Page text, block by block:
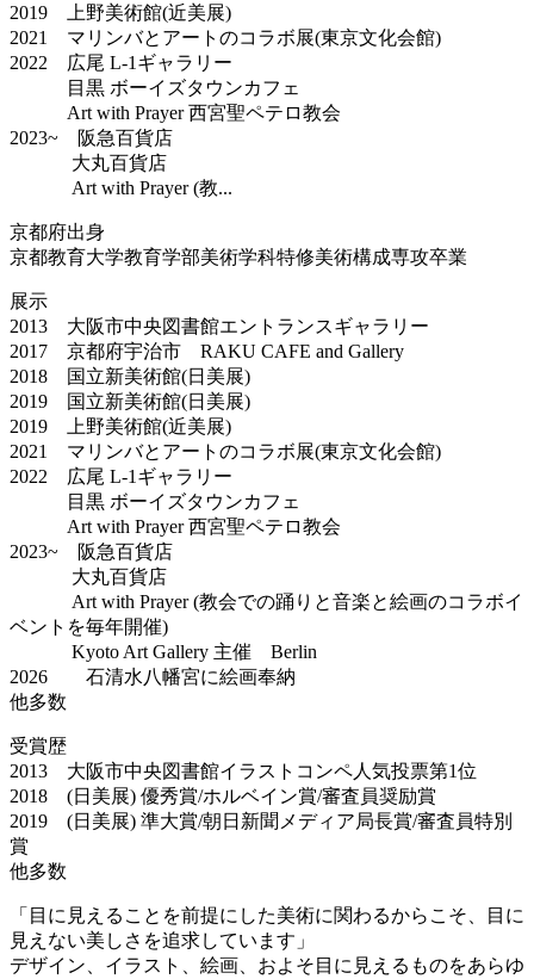
2019 上野美術館(近美展)
2021 マリンバとアートのコラボ展(東京文化会館)
2022 広尾 L-1ギャラリー
目黒 ボーイズタウンカフェ
Art with Prayer 西宮聖ペテロ教会
2023~ 阪急百貨店
大丸百貨店
Art with Prayer (教...
京都府出身
京都教育大学教育学部美術学科特修美術構成専攻卒業
展示
2013 大阪市中央図書館エントランスギャラリー
2017 京都府宇治市 RAKU CAFE and Gallery
2018 国立新美術館(日美展)
2019 国立新美術館(日美展)
2019 上野美術館(近美展)
2021 マリンバとアートのコラボ展(東京文化会館)
2022 広尾 L-1ギャラリー
目黒 ボーイズタウンカフェ
Art with Prayer 西宮聖ペテロ教会
2023~ 阪急百貨店
大丸百貨店
Art with Prayer (教会での踊りと音楽と絵画のコラボイ
ベントを毎年開催)
Kyoto Art Gallery 主催 Berlin
2026 石清水八幡宮に絵画奉納
他多数
受賞歴
2013 大阪市中央図書館イラストコンペ人気投票第1位
2018 (日美展) 優秀賞/ホルベイン賞/審査員奨励賞
2019 (日美展) 準大賞/朝日新聞メディア局長賞/審査員特別
賞
他多数
「目に見えることを前提にした美術に関わるからこそ、目に
見えない美しさを追求しています」
デザイン、イラスト、絵画、およそ目に見えるものをあらゆ